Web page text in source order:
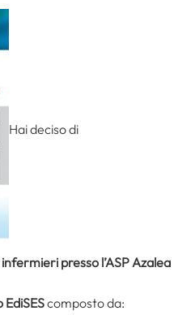
Hai deciso di
presso l’ASP Azalea
composto da: